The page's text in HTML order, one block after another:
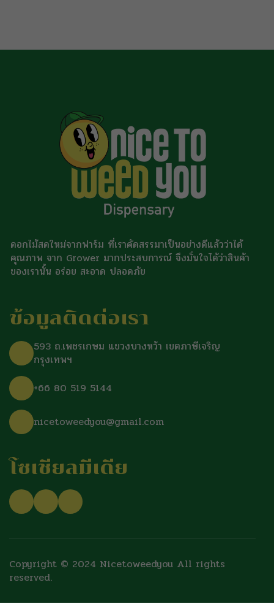
ดอกไม้สดใหม่จากฟาร์ม ที่เราคัดสรรมาเป็นอย่างดีแล้วว่าได้
คุณภาพ จาก Grower มากประสบการณ์ จึงมั่นใจได้ว่าสินค้า
ของเรานั้น อร่อย สะอาด ปลอดภัย
ข้อมูลติดต่อเรา
593 ถ.เพชรเกษม แขวงบางหว้า เขตภาษีเจริญ
กรุงเทพฯ
+66 80 519 5144
nicetoweedyou@gmail.com
โซเชียลมีเดีย
Copyright © 2024 Nicetoweedyou All rights
reserved.